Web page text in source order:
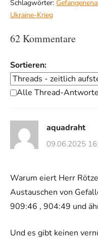
Schlagwörter:
Ukraine-Krieg
62 Kommentare
Sortieren:
Alle Thread-
aquadraht
09.06.2025
Warum eiert Herr
Austauschen von
909:46 , 904:49 und
Und es gibt keinen